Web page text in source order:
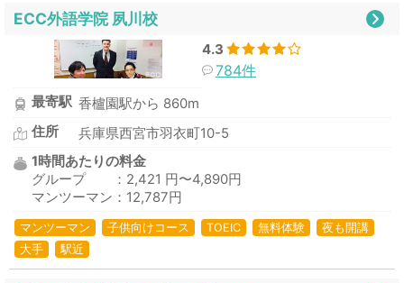
ECC外語学院 夙川校
4.3
784件
最寄駅 香櫨園駅から 860m
住所
兵庫県西宮市羽衣町10-5
1時間あたりの料金
グループ ：2,421 円〜4,890円
マンツーマン：12,787円
マンツーマン 子供向けコース TOEIC 無料体験
夜も開講
大手
駅近